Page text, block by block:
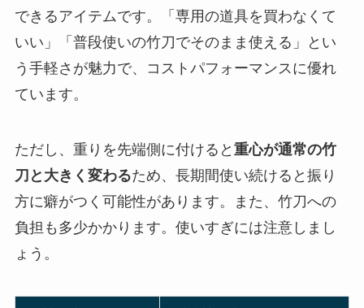
できるアイテムです。「専用の道具を買わなくて
いい」「普段使いの竹刀でそのまま使える」とい
う手軽さが魅力で、コストパフォーマンスに優れ
ています。
ただし、重りを先端側に付けると 重心が通常の竹
刀と大きく変わるため、長期間使い続けると振り
方に癖がつく可能性があります。また、竹刀への
負担も多少かかります。使いすぎには注意しまし
ょう。